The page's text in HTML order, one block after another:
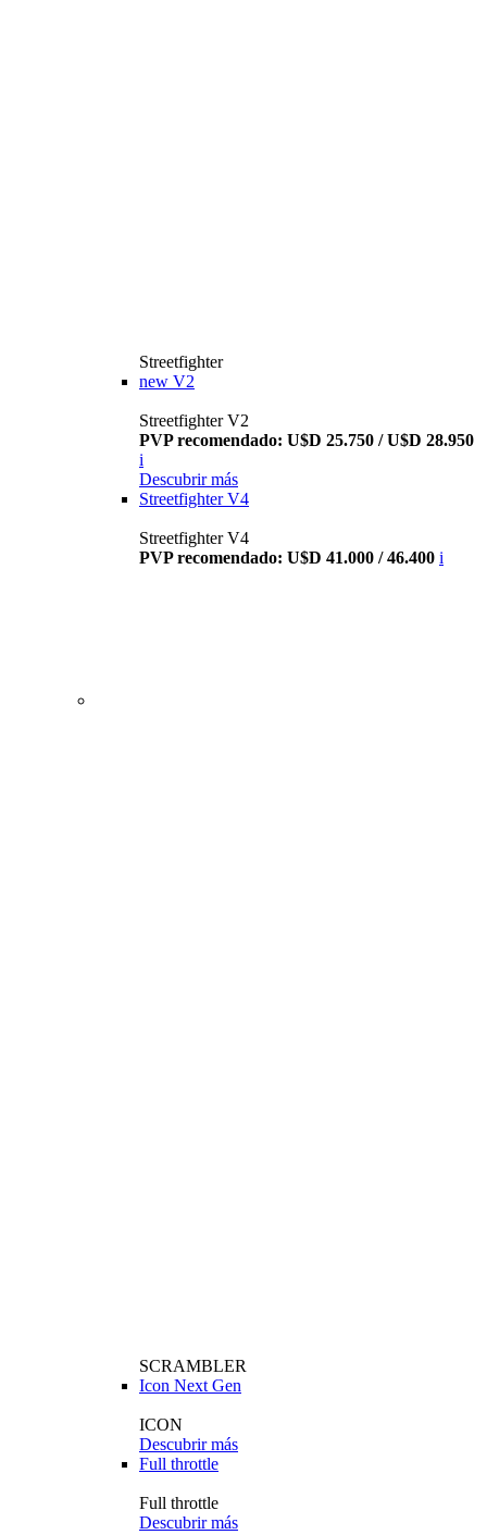
Streetfighter
new V2
Streetfighter V2
PVP recomendado: U$D 25.750 / U$D 28.950
i
Descubrir más
Streetfighter V4
Streetfighter V4
PVP recomendado: U$D 41.000 / 46.400 i
SCRAMBLER
Icon Next Gen
ICON
Descubrir más
Full throttle
Full throttle
Descubrir más